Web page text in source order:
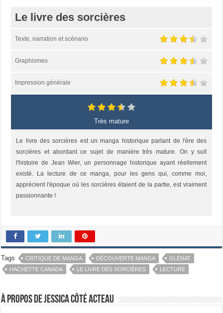
Le livre des sorcières
Texte, narration et scénario
Graphismes
Impression générale
Très mature
Le livre des sorcières est un manga historique parlant de l'ère des
sorcières et abordant ce sujet de manière très mature. On y suit
l'histoire de Jean Wier, un personnage historique ayant réellement
existé. La lecture de ce manga, pour les gens qui, comme moi,
apprécient l'époque où les sorcières étaient de la partie, est vraiment
passionnante !
Tags CRITIQUE DE MANGA DÉCOUVERTE MANGA
GLÉNAT
HACHETTE CANADA
LE LIVRE DES SORCIÈRES LECTURE
À propos de Jessica Côté Acteau